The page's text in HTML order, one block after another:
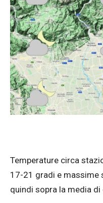
Temperature circa
17-21 gradi e massime
quindi sopra la media